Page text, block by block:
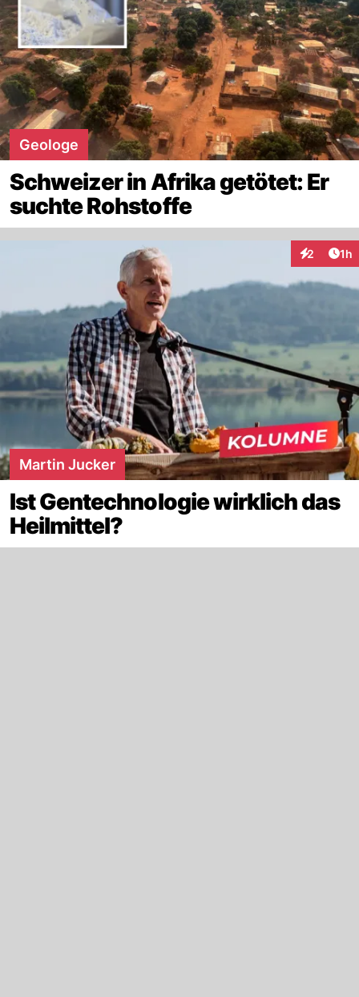
Geologe
Schweizer in Afrika getötet: Er
suchte Rohstoffe
2 1h
Martin Jucker
Ist Gentechnologie wirklich das
Heilmittel?